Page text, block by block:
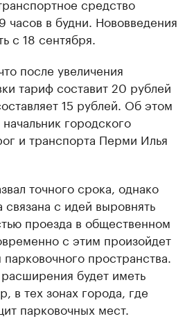
часов в будни. Нововведения
с 18 сентября.
после увеличения
тариф составит 20 рублей
15 рублей. Об этом
городского
и транспорта Перми Илья
точного срока, однако
с идей выровнять
проезда в общественном
с этим произойдет
пространства.
будет иметь
в тех зонах города, где
парковочных мест.